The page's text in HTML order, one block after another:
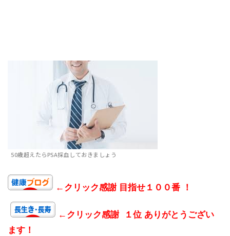
50歳超えたらPSA採血しておきましょう
←クリック感謝 目指せ１００番 ！
←クリック感謝 １位 ありがとうござい
ます！